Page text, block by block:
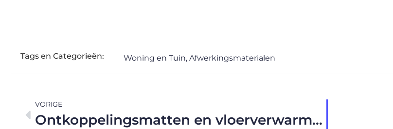
Tags en Categorieën: Woning en Tuin, Afwerkingsmaterialen
VORIGE
Ontkoppelingsmatten en vloerverwarming: Een perfecte combinatie